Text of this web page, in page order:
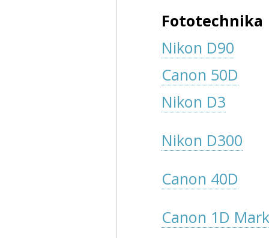
Fototechnika
Nikon D90
Canon 50D
Nikon D3
Nikon D300
Canon 40D
Canon 1D